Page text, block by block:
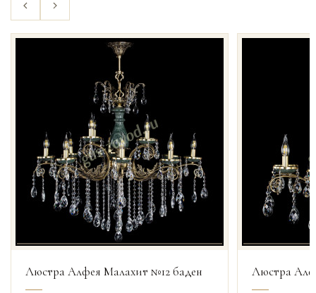
Люстра Алфея Малахит №12 баден Люстра